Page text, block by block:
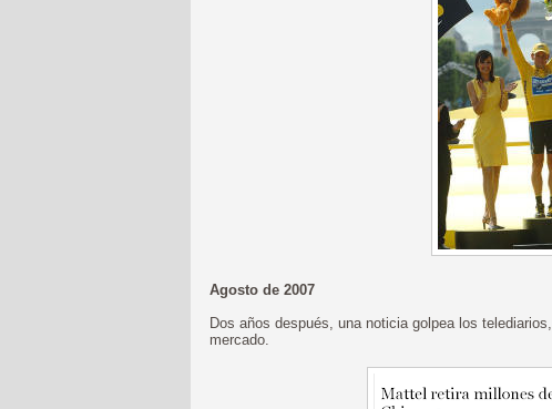
Agosto de 2007
Dos años después, una noticia golpea los telediarios,
mercado.